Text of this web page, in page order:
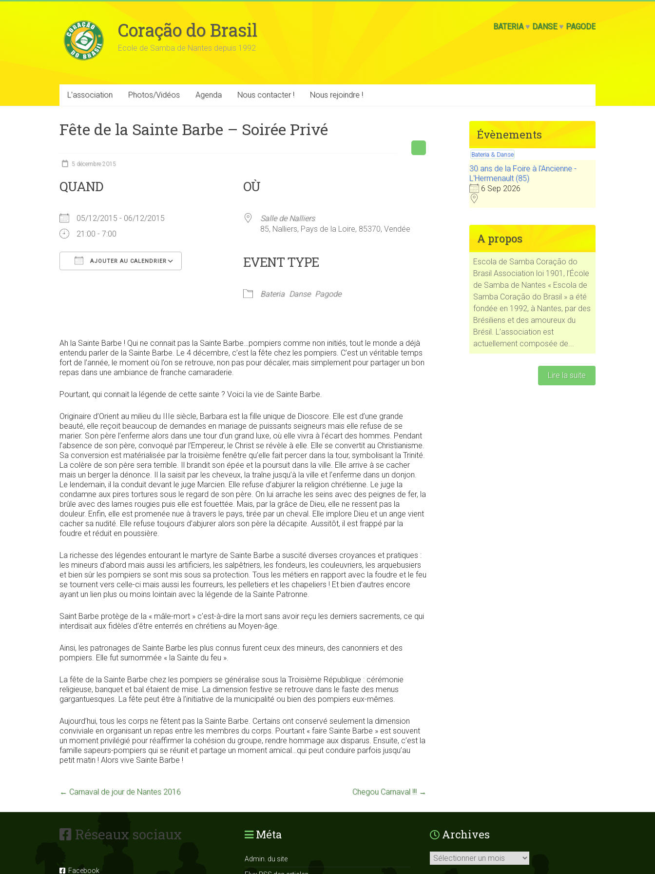
Coração do Brasil
Ecole de Samba de Nantes depuis 1992
BATERIA♥ DANSE♥ PAGODE
L’association Photos/Vidéos Agenda Nous contacter ! Nous rejoindre !
Fête de la Sainte Barbe – Soirée Privé
5 décembre 2015
QUAND
05/12/2015 - 06/12/2015
21:00 - 7:00
AJOUTER AU CALENDRIER
Outlook Live
OÙ
Salle de Nalliers
85, Nalliers, Pays de la Loire, 85370, Vendée
EVENT TYPE
Bateria Danse Pagode
Ah la Sainte Barbe ! Qui ne connait pas la Sainte Barbe…pompiers comme non initiés, tout le monde a déjà
entendu parler de la Sainte Barbe. Le 4 décembre, c’est la fête chez les pompiers. C’est un véritable temps
fort de l’année, le moment où l’on se retrouve, non pas pour décaler, mais simplement pour partager un bon
repas dans une ambiance de franche camaraderie.
Pourtant, qui connait la légende de cette sainte ? Voici la vie de Sainte Barbe.
Originaire d’Orient au milieu du IIIe siècle, Barbara est la fille unique de Dioscore. Elle est d’une grande
beauté, elle reçoit beaucoup de demandes en mariage de puissants seigneurs mais elle refuse de se
marier. Son père l’enferme alors dans une tour d’un grand luxe, où elle vivra à l’écart des hommes. Pendant
l’absence de son père, convoqué par l’Empereur, le Christ se révèle à elle. Elle se convertit au Christianisme.
Sa conversion est matérialisée par la troisième fenêtre qu’elle fait percer dans la tour, symbolisant la Trinité.
La colère de son père sera terrible. Il brandit son épée et la poursuit dans la ville. Elle arrive à se cacher
mais un berger la dénonce. Il la saisit par les cheveux, la traîne jusqu’à la ville et l’enferme dans un donjon.
Le lendemain, il la conduit devant le juge Marcien. Elle refuse d’abjurer la religion chrétienne. Le juge la
condamne aux pires tortures sous le regard de son père. On lui arrache les seins avec des peignes de fer, la
brûle avec des lames rougies puis elle est fouettée. Mais, par la grâce de Dieu, elle ne ressent pas la
douleur. Enfin, elle est promenée nue à travers le pays, tirée par un cheval. Elle implore Dieu et un ange vient
cacher sa nudité. Elle refuse toujours d’abjurer alors son père la décapite. Aussitôt, il est frappé par la
foudre et réduit en poussière.
La richesse des légendes entourant le martyre de Sainte Barbe a suscité diverses croyances et pratiques :
les mineurs d’abord mais aussi les artificiers, les salpêtriers, les fondeurs, les couleuvriers, les arquebusiers
et bien sûr les pompiers se sont mis sous sa protection. Tous les métiers en rapport avec la foudre et le feu
se tournent vers celle-ci mais aussi les fourreurs, les pelletiers et les chapeliers ! Et bien d’autres encore
ayant un lien plus ou moins lointain avec la légende de la Sainte Patronne.
Saint Barbe protège de la « mâle-mort » c’est-à-dire la mort sans avoir reçu les derniers sacrements, ce qui
interdisait aux fidèles d’être enterrés en chrétiens au Moyen-âge.
Ainsi, les patronages de Sainte Barbe les plus connus furent ceux des mineurs, des canonniers et des
pompiers. Elle fut surnommée « la Sainte du feu ».
La fête de la Sainte Barbe chez les pompiers se généralise sous la Troisième République : cérémonie
religieuse, banquet et bal étaient de mise. La dimension festive se retrouve dans le faste des menus
gargantuesques. La fête peut être à l’initiative de la municipalité ou bien des pompiers eux-mêmes.
Aujourd’hui, tous les corps ne fêtent pas la Sainte Barbe. Certains ont conservé seulement la dimension
conviviale en organisant un repas entre les membres du corps. Pourtant « faire Sainte Barbe » est souvent
un moment privilégié pour réaffirmer la cohésion du groupe, rendre hommage aux disparus. Ensuite, c’est la
famille sapeurs-pompiers qui se réunit et partage un moment amical…qui peut conduire parfois jusqu’au
petit matin ! Alors vive Sainte Barbe !
← Carnaval de jour de Nantes 2016 Chegou Carnaval !!! →
Évènements
Bateria & Danse
30 ans de la Foire à l'Ancienne -
L'Hermenault (85)
6 Sep 2026
A propos
Escola de Samba Coração do
Brasil Association loi 1901, l’École
de Samba de Nantes « Escola de
Samba Coração do Brasil » a été
fondée en 1992, à Nantes, par des
Brésiliens et des amoureux du
Brésil. L’association est
actuellement composée de...
Lire la suite
Réseaux sociaux
Facebook
Méta
Admin. du site
Archives
Archives